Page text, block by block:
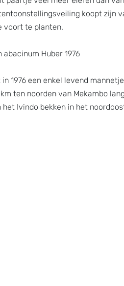
koopt zijn
voort te planten.
abacinum Huber 1976
1976 een enkel levend
ten noorden van Mekambo
het Ivindo bekken in het